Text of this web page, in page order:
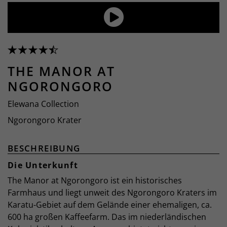
THE MANOR AT
NGORONGORO
Elewana Collection
Ngorongoro Krater
BESCHREIBUNG
Die Unterkunft
The Manor at Ngorongoro ist ein historisches
Farmhaus und liegt unweit des Ngorongoro Kraters im
Karatu-Gebiet auf dem Gelände einer ehemaligen, ca.
600 ha großen Kaffeefarm. Das im niederländischen